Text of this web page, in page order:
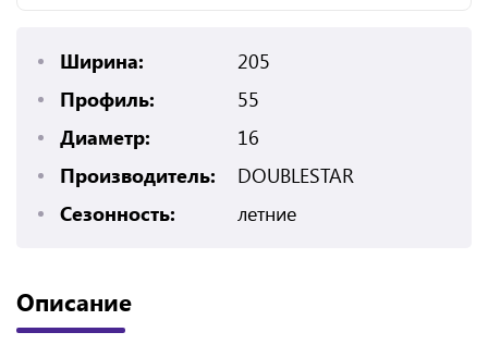
Ширина:
205
Профиль:
55
Диаметр:
16
Производитель:
DOUBLESTAR
Сезонность:
летние
Описание